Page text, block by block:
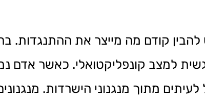
להבין קודם מה מייצר את ההתנגדות.
למצב קונפליקטואלי. כאשר אדם
מתוך מנגנוני הישרדות.